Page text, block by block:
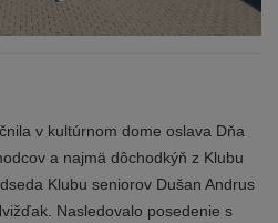
v kultúrnom dome oslava Dňa
a najmä dôchodkýň z Klubu
Klubu seniorov Dušan Andrus
Nasledovalo posedenie s